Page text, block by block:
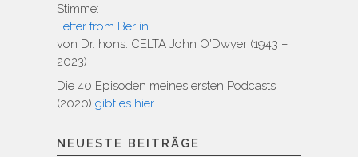
Stimme:
Letter from Berlin
von Dr. hons. CELTA John O'Dwyer (1943 –
2023)
Die 40 Episoden meines ersten Podcasts
(2020) gibt es hier.
NEUESTE BEITRÄGE